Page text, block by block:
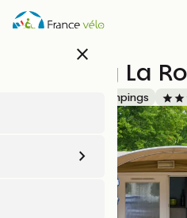
Aller
au
close
Camping La
Campings